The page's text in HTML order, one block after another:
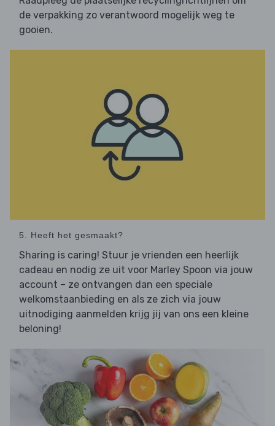
de verpakking zo verantwoord mogelijk weg te
gooien.
5. Heeft het gesmaakt?
Sharing is caring! Stuur je vrienden een heerlijk
cadeau en nodig ze uit voor Marley Spoon via jouw
account – ze ontvangen dan een speciale
welkomstaanbieding en als ze zich via jouw
uitnodiging aanmelden krijg jij van ons een kleine
beloning!